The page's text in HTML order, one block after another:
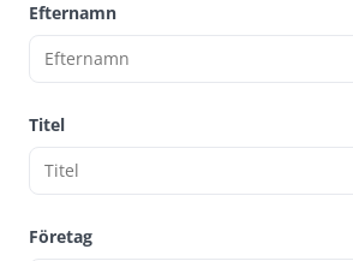
Efternamn
Titel
Företag